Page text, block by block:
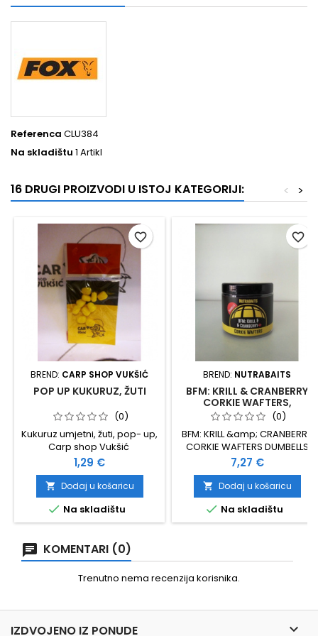
Referenca CLU384
Na skladištu 1 Artikl
16 DRUGI PROIZVODI U ISTOJ KATEGORIJI: >
<
BREND: CARP SHOP VUKŠIĆ
POP UP KUKURUZ, ŽUTI
(0)
Kukuruz umjetni, žuti, pop- up,
Carp shop Vukšić
Cijena
1,29 €
 Dodaj u košaricu
 Na skladištu
favorite_border
BREND: NUTRABAITS
BFM: KRILL & CRANBERRY
CORKIE WAFTERS,
DUMBELLS(0)
BFM: KRILL &amp; CRANBERRY
CORKIE WAFTERS DUMBELLS
NUTRABAITS
Cijena
7,27 €
 Dodaj u košaricu
 Na skladištu
favorite_border
KOMENTARI (0)
Trenutno nema recenzija korisnika.
IZDVOJENO IZ PONUDE 